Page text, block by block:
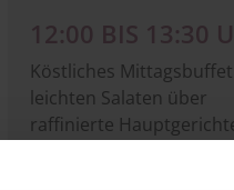
12:00 BIS 13:30
Köstliches
leichten Salaten über
raffinierte